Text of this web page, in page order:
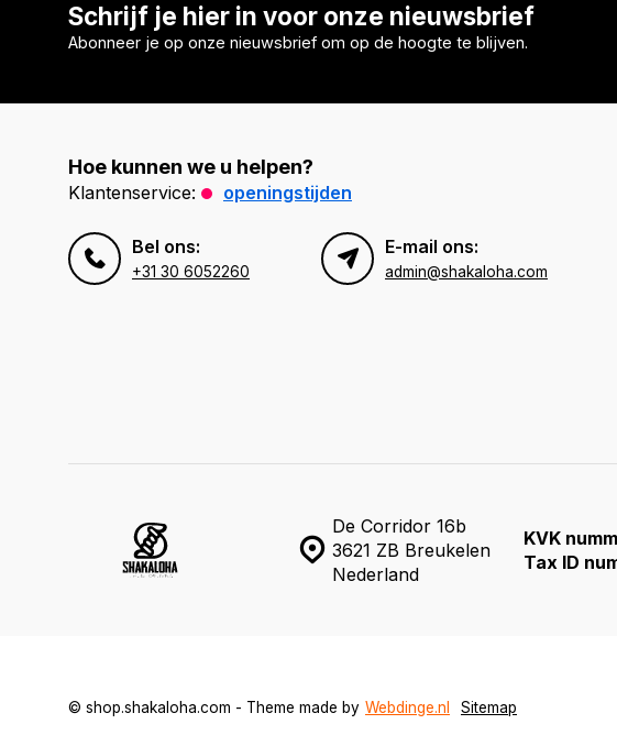
Schrijf je hier in voor onze nieuwsbrief
Abonneer je op onze nieuwsbrief om op de hoogte te blijven.
Hoe kunnen we u helpen?
Klantenservice: openingstijden
Bel ons:
+31 30 6052260
E-mail ons:
admin@shakaloha.com
De Corridor 16b
3621 ZB Breukelen
Nederland
KVK
Tax ID
© shop.shakaloha.com - Theme made by Webdinge.nl Sitemap